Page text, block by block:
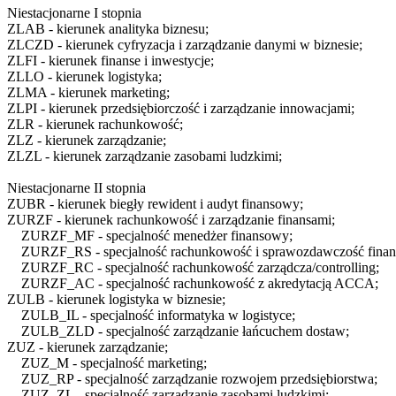
Niestacjonarne I stopnia
ZLAB - kierunek analityka biznesu;
ZLCZD - kierunek cyfryzacja i zarządzanie danymi w biznesie;
ZLFI - kierunek finanse i inwestycje;
ZLLO - kierunek logistyka;
ZLMA - kierunek marketing;
ZLPI - kierunek przedsiębiorczość i zarządzanie innowacjami;
ZLR - kierunek rachunkowość;
ZLZ - kierunek zarządzanie;
ZLZL - kierunek zarządzanie zasobami ludzkimi;
Niestacjonarne II stopnia
ZUBR - kierunek biegły rewident i audyt finansowy;
ZURZF - kierunek rachunkowość i zarządzanie finansami;
ZURZF_MF - specjalność menedżer finansowy;
ZURZF_RS - specjalność rachunkowość i sprawozdawczość
ZURZF_RC - specjalność rachunkowość zarządcza/controlling;
ZURZF_AC - specjalność rachunkowość z akredytacją ACCA;
ZULB - kierunek logistyka w biznesie;
ZULB_IL - specjalność informatyka w logistyce;
ZULB_ZLD - specjalność zarządzanie łańcuchem dostaw;
ZUZ - kierunek zarządzanie;
ZUZ_M - specjalność marketing;
ZUZ_RP- specjalność zarządzanie rozwojem przedsiębiorstwa;